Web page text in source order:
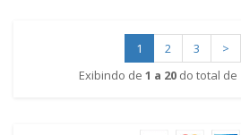
1 2 3 >
Exibindo de 1 a 20do total de